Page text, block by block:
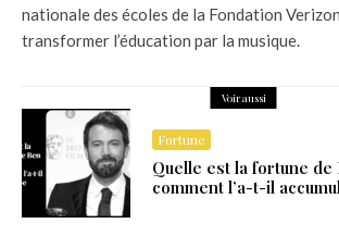
nationale des écoles de la Fondation
transformer l’éducation par la musique.
Voir aussi
Fortune
Quelle est la fortune de
comment l’a-t-il